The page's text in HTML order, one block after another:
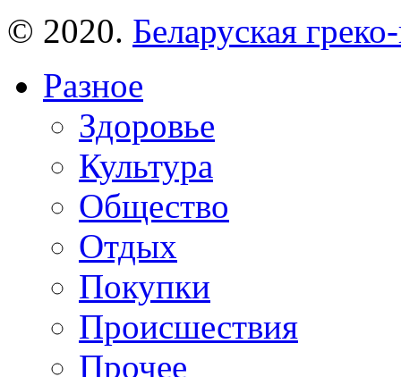
© 2020. Беларуская
Разное
Здоровье
Культура
Общество
Отдых
Покупки
Происшествия
Прочее